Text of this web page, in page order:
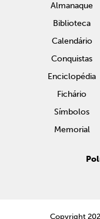
Almanaque
Biblioteca
Calendário
Conquistas
Enciclopédia
Fichário
Símbolos
Memorial
Copyright